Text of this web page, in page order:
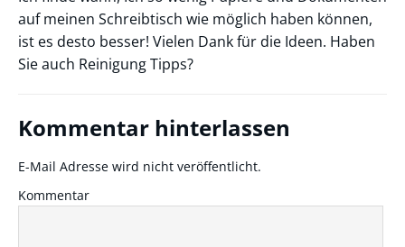
auf meinen Schreibtisch wie möglich haben können,
ist es desto besser! Vielen Dank für die Ideen. Haben
Sie auch Reinigung Tipps?
Kommentar hinterlassen
E-Mail Adresse wird nicht veröffentlicht.
Kommentar